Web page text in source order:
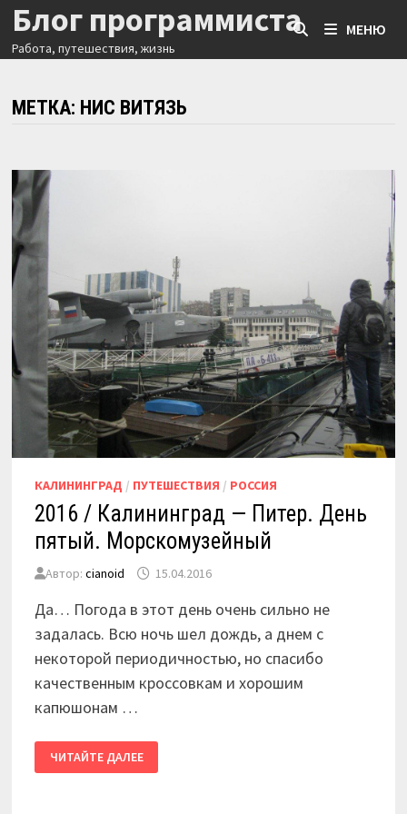
Перейти
содержимому
Блог программиста
Работа, путешествия, жизнь
МЕНЮ
МЕТКА: НИС ВИТЯЗЬ
КАЛИНИНГРАД / ПУТЕШЕСТВИЯ / РОССИЯ
2016 / Калининград — Питер. День
пятый. Морскомузейный
Автор: cianoid 15.04.2016
Да… Погода в этот день очень сильно не
задалась. Всю ночь шел дождь, а днем с
некоторой периодичностью, но спасибо
качественным кроссовкам и хорошим
капюшонам …
2016
/
КАЛИНИНГРАД
ЧИТАЙТЕ ДАЛЕЕ